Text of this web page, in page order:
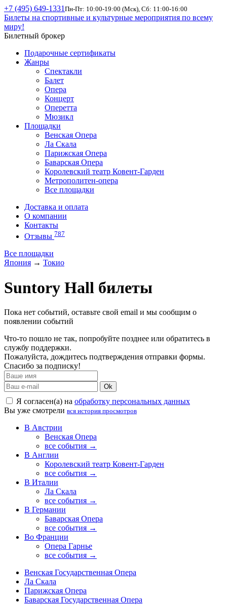
+7 (495) 649-1331 Пн-Пт: 10:00-19:00 (Мск), Сб: 11:00-16:00
Билеты на спортивные и культурные мероприятия по всему
миру!
Билетный брокер
Подарочные сертификаты
Жанры
Спектакли
Балет
Опера
Концерт
Оперетта
Мюзикл
Площадки
Венская Опера
Ла Скала
Парижская Опера
Баварская Опера
Королевский театр Ковент-Гарден
Метрополитен-опера
Все площадки
Доставка и оплата
О компании
Контакты
Отзывы 787
Все площадки
Япония → Токио
Suntory Hall билеты
Пока нет событий, оставьте свой email и мы сообщим о
появлении событий
Что-то пошло не так, попробуйте позднее или обратитесь в
службу поддержки.
Пожалуйста, дождитесь подтверждения отправки формы.
Спасибо за подписку!
Ok
Я согласен(а) на обработку персональных данных
Вы уже смотрели вся история просмотров
В Австрии
Венская Опера
все события →
В Англии
Королевский театр Ковент-Гарден
все события →
В Италии
Ла Скала
все события →
В Германии
Баварская Опера
все события →
Во Франции
Опера Гарнье
все события →
Венская Государственная Опера
Ла Скала
Парижская Опера
Баварская Государственная Опера